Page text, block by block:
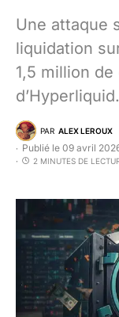
Une attaque
liquidation
1,5 million
d’Hyperliquid.
PAR ALEX LEROUX
Publié le 09 avril
2 MINUTES DE